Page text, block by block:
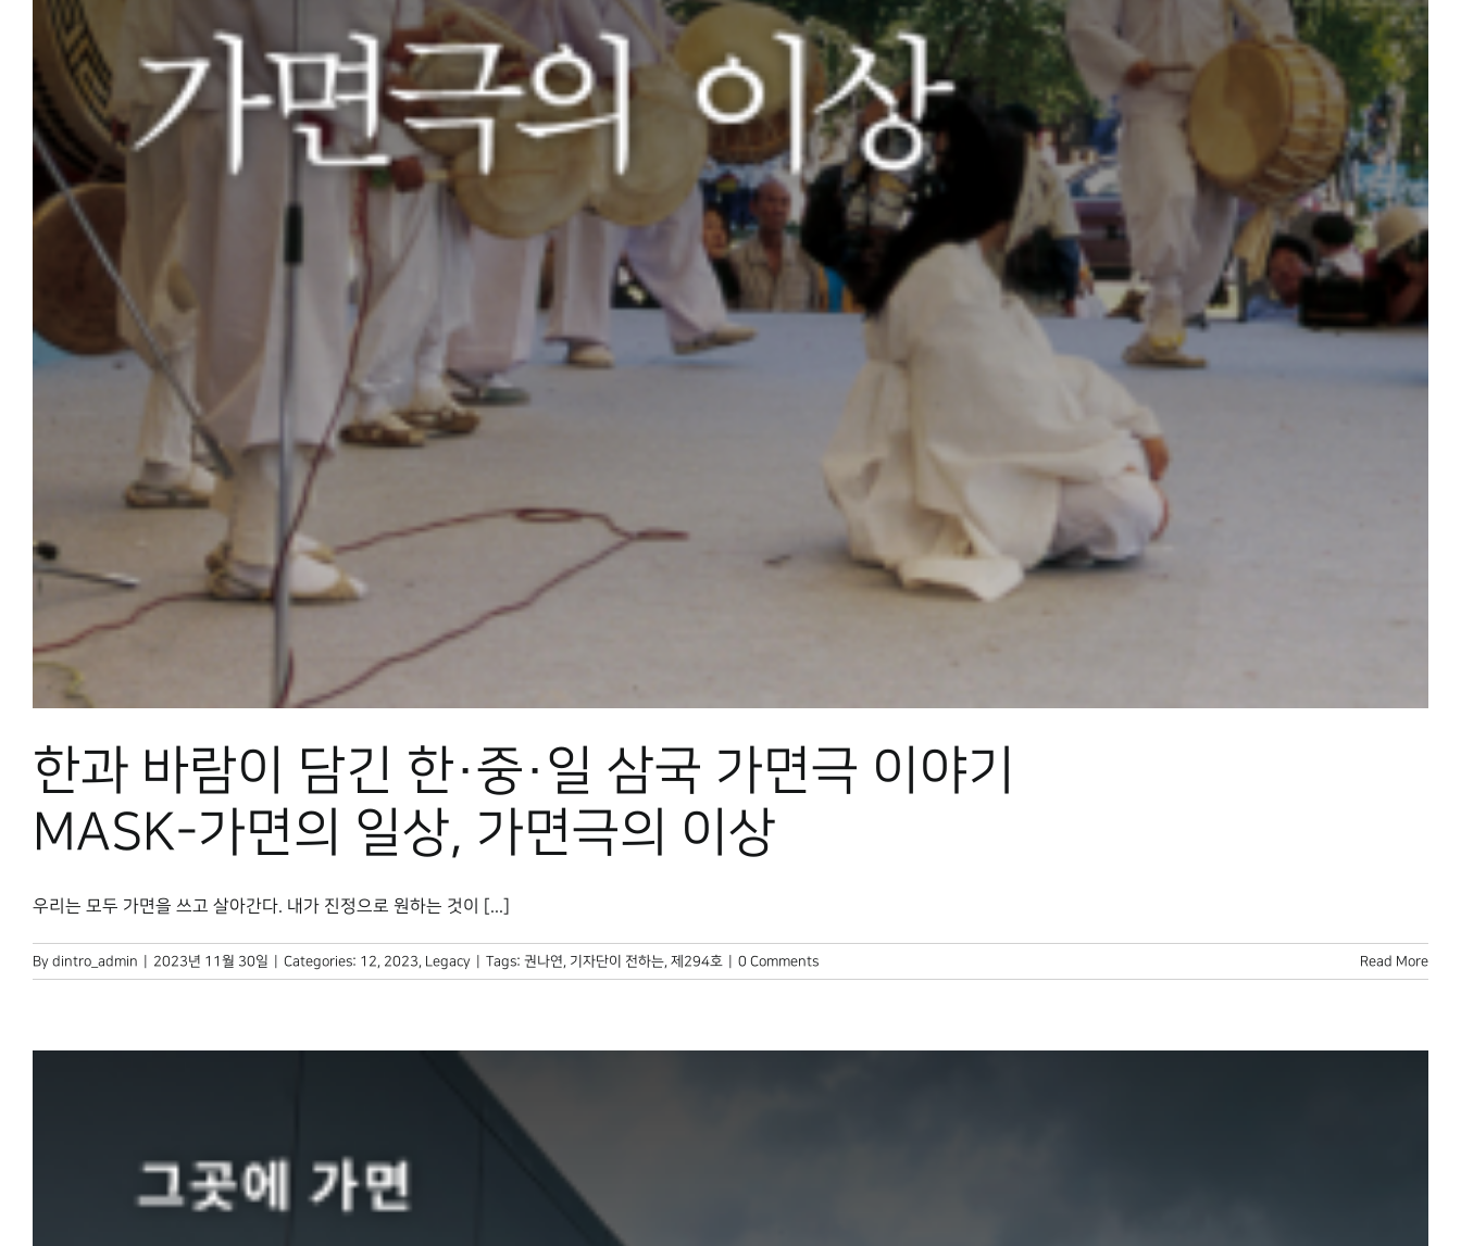
한과 바람이 담긴 한·중·일 삼국 가면극 이야기
MASK-가면의 일상, 가면극의 이상
우리는 모두 가면을 쓰고 살아간다. 내가 진정으로 원하는 것이 [...]
By dintro_admin 2023년 11월 30일 Categories: 12, 2023, Legacy Tags: 권나연, 기자단이 전하는, 제294호 0 Comments Read More